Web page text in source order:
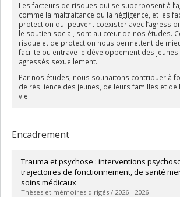
Les facteurs de risques qui se superposent à
comme la maltraitance ou la négligence, et les
protection qui peuvent coexister avec
le soutien social, sont au cœur de nos études.
risque et de protection nous permettent de
facilite ou entrave le développement des jeunes
agressés sexuellement.
Par nos études, nous souhaitons contribuer à
de résilience des jeunes, de leurs familles et de
vie.
Encadrement
Trauma et psychose : interventions
trajectoires de fonctionnement, de santé
soins médicaux
Thèses et mémoires dirigés / 2026 - 2026